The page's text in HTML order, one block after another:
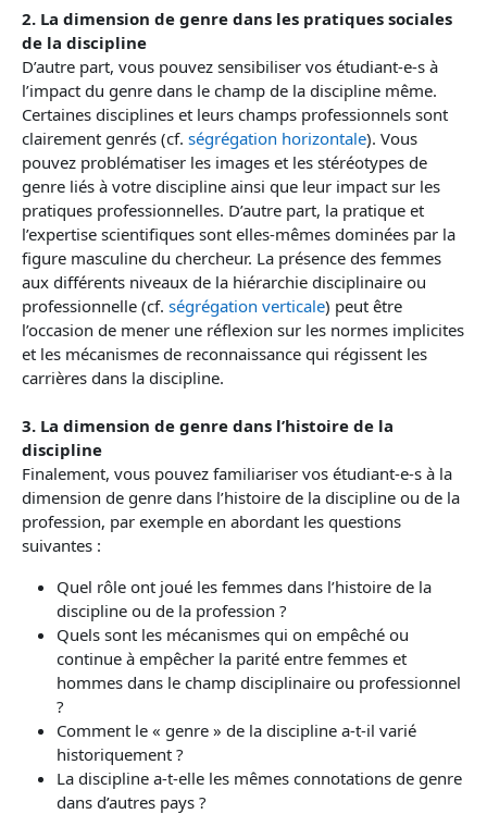
2. La dimension de genre dans les pratiques sociales
de la discipline
D’autre part, vous pouvez sensibiliser vos étudiant-e-s à
l’impact du genre dans le champ de la discipline même.
Certaines disciplines et leurs champs professionnels sont
clairement genrés (cf. ségrégation horizontale). Vous
pouvez problématiser les images et les stéréotypes de
genre liés à votre discipline ainsi que leur impact sur les
pratiques professionnelles. D’autre part, la pratique et
l’expertise scientifiques sont elles-mêmes dominées par la
figure masculine du chercheur. La présence des femmes
aux différents niveaux de la hiérarchie disciplinaire ou
professionnelle (cf. ségrégation verticale) peut être
l’occasion de mener une réflexion sur les normes implicites
et les mécanismes de reconnaissance qui régissent les
carrières dans la discipline.
3. La dimension de genre dans l’histoire de la
discipline
Finalement, vous pouvez familiariser vos étudiant-e-s à la
dimension de genre dans l’histoire de la discipline ou de la
profession, par exemple en abordant les questions
suivantes :
Quel rôle ont joué les femmes dans l’histoire de la
discipline ou de la profession ?
Quels sont les mécanismes qui on empêché ou
continue à empêcher la parité entre femmes et
hommes dans le champ disciplinaire ou professionnel
?
Comment le « genre » de la discipline a-t-il varié
historiquement ?
La discipline a-t-elle les mêmes connotations de genre
dans d’autres pays ?